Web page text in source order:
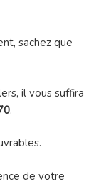
sachez que
il vous suffira
.
de votre